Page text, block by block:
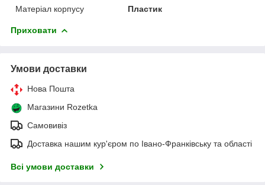
Матеріал корпусу Пластик
Приховати
Умови доставки
Нова Пошта
Магазини Rozetka
Самовивіз
Доставка нашим кур'єром по Івано-Франківську та області
Всі умови доставки